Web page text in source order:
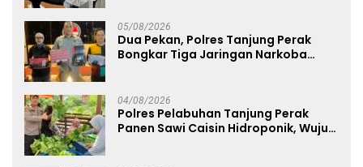
05/08/2026
Dua Pekan, Polres Tanjung Perak
Bongkar Tiga Jaringan Narkoba
04/08/2026
Polres Pelabuhan Tanjung Perak
Panen Sawi Caisin Hidroponik, Wujud